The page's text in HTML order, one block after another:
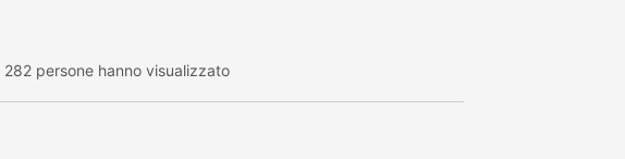
282 persone hanno visualizzato